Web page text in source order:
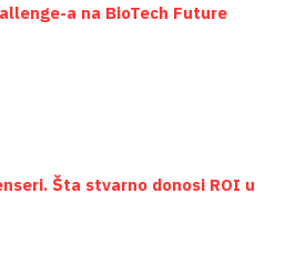
a na BioTech Future
Šta stvarno donosi ROI u